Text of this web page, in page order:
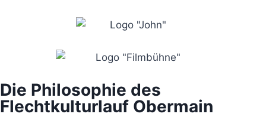
Die Philosophie des
Flechtkulturlauf Obermain